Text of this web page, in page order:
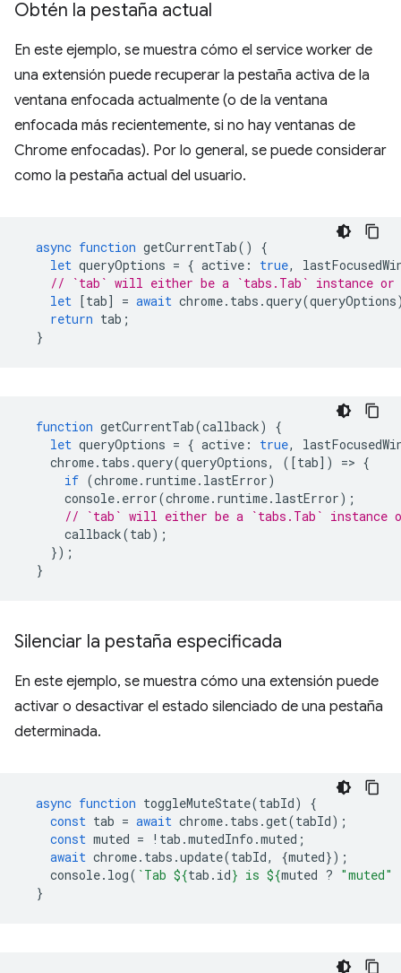
Obtén la pestaña actual
En este ejemplo, se muestra cómo el service worker de
una extensión puede recuperar la pestaña activa de la
ventana enfocada actualmente (o de la ventana
enfocada más recientemente, si no hay ventanas de
Chrome enfocadas). Por lo general, se puede considerar
como la pestaña actual del usuario.
async function getCurrentTab()
{
let queryOptions = { active : true,
// `tab` will either be a `tabs.Tab` instance or
let [tab] = await chrome. tabs .query(queryOptions
return tab ;
}
function getCurrentTab(callback)
{
let queryOptions = { active : true,
chrome. tabs .query(queryOptions, ([tab]) => {
if (chrome. runtime. lastError)
console. error(chrome. runtime. lastError);
// `tab` will either be a `tabs.Tab` instance
callback(tab);
});
}
Silenciar la pestaña especificada
En este ejemplo, se muestra cómo una extensión puede
activar o desactivar el estado silenciado de una pestaña
determinada.
async function toggleMuteState(tabId)
{
const tab = await chrome. tabs .get(tabId);
const muted = ! tab .mutedInfo .muted ;
await chrome. tabs .update(tabId, {muted});
console. log( `Tab ${tab . id} is ${muted ? "muted"
}